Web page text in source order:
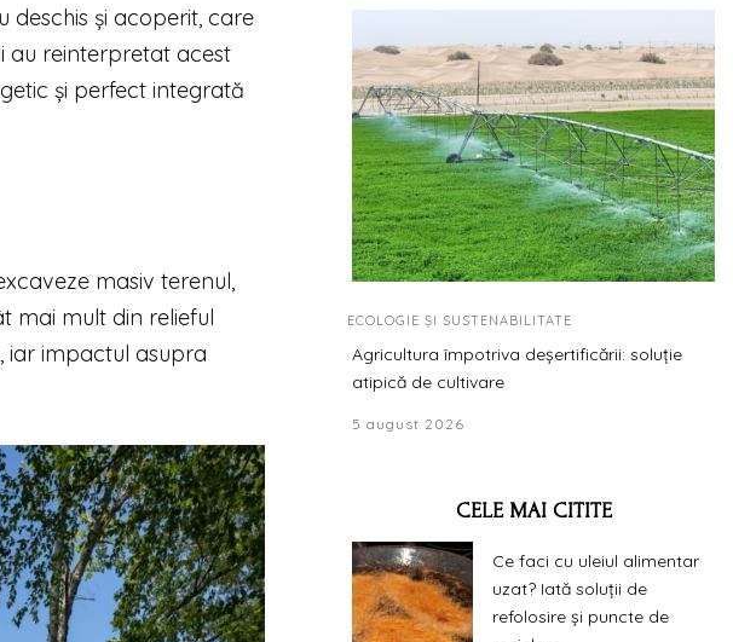
deschis și acoperit, care
au reinterpretat acest
și perfect integrată
masiv terenul,
mai mult din relieful
iar impactul asupra
ECOLOGIE ȘI SUSTENABILITATE
Agricultura împotriva deșertificării: soluție
atipică de cultivare
5 august 2026
CELE MAI CITITE
Ce faci cu uleiul alimentar
uzat? Iată soluții de
refolosire și puncte de